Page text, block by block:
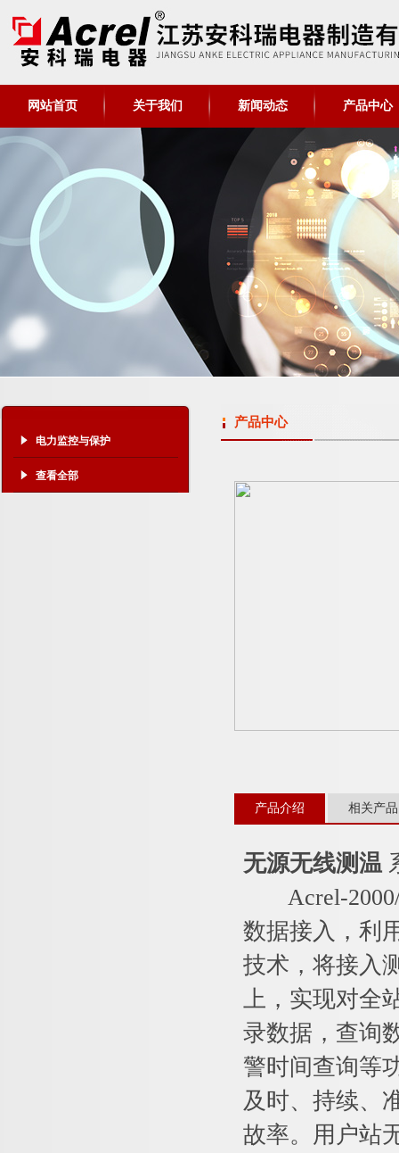
网站首页 关于我们 新闻动态 产品中心
电力监控与保护
查看全部
产品中心
产品介绍 相关产品
无源无线测温
Acrel-2000/
数据接入，利
技术，将接入
上，实现对全
录数据，查询
警时间查询等
及时、持续、
故率。用户站